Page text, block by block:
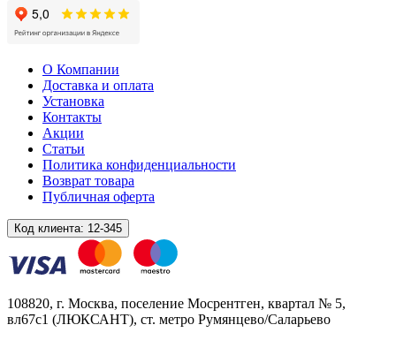
О Компании
Доставка и оплата
Установка
Контакты
Акции
Статьи
Политика конфиденциальности
Возврат товара
Публичная оферта
Код клиента: 12-345
108820, г. Москва, поселение Мосрентген, квартал № 5,
вл67с1 (ЛЮКСАНТ), ст. метро Румянцево/Саларьево